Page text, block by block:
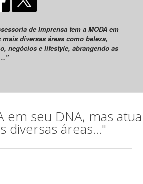
de Imprensa tem a MODA em
mais diversas áreas como beleza,
negócios e lifestyle, abrangendo as
em seu DNA, mas atua
diversas áreas..."